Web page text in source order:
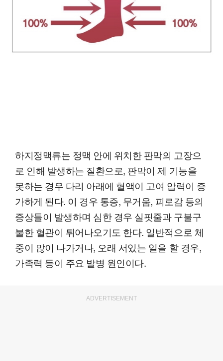
하지정맥류는 정맥 안에 위치한 판막의 고장으
로 인해 발생하는 질환으로, 판막이 제 기능을
못하는 경우 다리 아래에 혈액이 고여 압력이 증
가하게 된다. 이 경우 통증, 무거움, 피로감 등의
증상들이 발생하며 심한 경우 실핏줄과 구불구
불한 혈관이 튀어나오기도 한다. 일반적으로 체
중이 많이 나가거나, 오래 서있는 일을 할 경우,
가족력 등이 주요 발병 원인이다.
ADVERTISEMENT